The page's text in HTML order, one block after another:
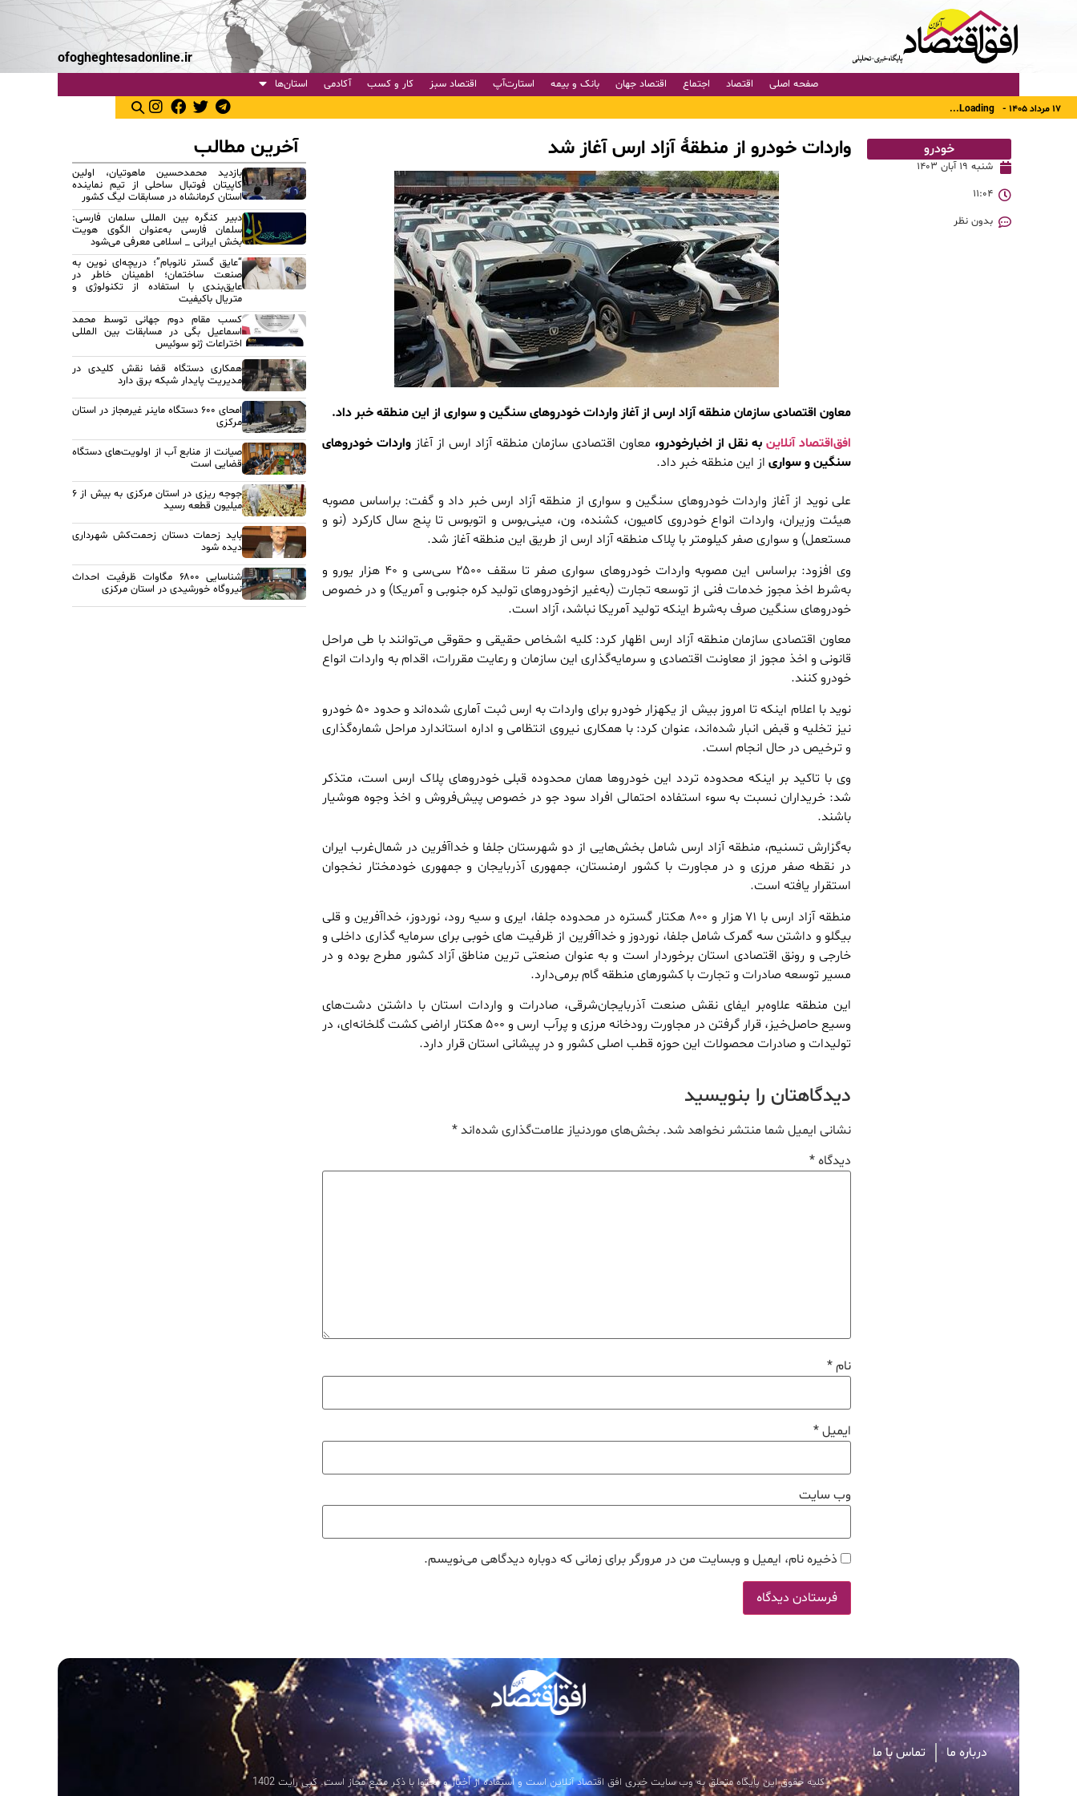
ofogheghtesadonline.ir
صفحه اصلی اقتصاد اجتماع اقتصاد جهان بانک و بیمه استارت‌آپ اقتصاد سبز کار و کسب آکادمی استان‌ها
۱۷ مرداد ۱۴۰۵ - Loading...
خودرو
شنبه ۱۹ آبان ۱۴۰۳
۱۱:۰۴
بدون نظر
واردات خودرو از منطقهٔ آزاد ارس آغاز شد
معاون اقتصادی سازمان منطقه آزاد ارس از آغاز واردات خودروهای سنگین و سواری از این منطقه‌ خبر داد.
افق‌اقتصاد آنلاینبه نقل از اخبارخودرو، معاون اقتصادی سازمان منطقه آزاد ارس از آغاز واردات خودروهای
سنگین و سواریاز این منطقه‌ خبر داد.
علی نوید از آغاز واردات خودروهای سنگین و سواری از منطقه‌ آزاد ارس خبر داد و گفت: براساس مصوبه
هیئت وزیران، واردات انواع خودروی کامیون، کشنده، ون، مینی‌بوس و اتوبوس تا پنج سال کارکرد (نو و
مستعمل) و سواری صفر کیلومتر با پلاک منطقه آزاد ارس از طریق این منطقه آغاز شد.
وی افزود: براساس این مصوبه واردات خودروهای سواری صفر تا سقف ۲۵۰۰ سی‌سی و ۴۰ هزار یورو و
به‌شرط اخذ مجوز خدمات فنی از توسعه تجارت (به‌غیر ازخودروهای تولید کره جنوبی و آمریکا) و در خصوص
خودروهای سنگین صرف به‌شرط اینکه تولید آمریکا نباشد، آزاد است.
معاون اقتصادی سازمان منطقه آزاد ارس اظهار کرد: کلیه اشخاص حقیقی و حقوقی می‌توانند با طی مراحل
قانونی و اخذ مجوز از معاونت اقتصادی و سرمایه‌گذاری این سازمان و رعایت مقررات، اقدام به واردات انواع
خودرو کنند.‌
نوید با اعلام اینکه تا امروز بیش از یکهزار خودرو برای واردات به ارس ثبت آماری شده‌اند و حدود ۵۰ خودرو
نیز تخلیه و قبض انبار شده‌اند، عنوان کرد: با همکاری نیروی انتظامی و اداره استاندارد مراحل شماره‌گذاری
و ترخیص در حال انجام است.
وی با تاکید بر اینکه محدوده تردد این خودروها همان محدوده قبلی خودروهای پلاک ارس است، متذکر
شد: خریداران نسبت به سوء استفاده احتمالی افراد سود جو در خصوص پیش‌فروش و اخذ وجوه هوشیار
باشند.
به‌گزارش تسنیم، منطقه آزاد ارس شامل بخش‌هایی از دو شهرستان جلفا و خداآفرین در شمال‌غرب ایران
در نقطه صفر مرزی و در مجاورت با کشور ارمنستان، جمهوری آذربایجان و جمهوری خودمختار نخجوان
استقرار یافته است.
منطقه آزاد ارس با ۷۱ هزار و ۸۰۰ هکتار گستره در محدوده جلفا، ایری و سیه رود، نوردوز، خداآفرین و قلی
بیگلو و داشتن سه گمرک شامل جلفا، نوردوز و خداآفرین از ظرفیت های خوبی برای سرمایه گذاری داخلی و
خارجی و رونق اقتصادی استان برخوردار است و به عنوان صنعتی ترین مناطق آزاد کشور مطرح بوده و در
مسیر توسعه صادرات و تجارت با کشورهای منطقه گام برمی‌دارد.
این منطقه علاوه‌بر ایفای نقش صنعت آذربایجان‌شرقی، صادرات و واردات استان با داشتن دشت‌های
وسیع حاصل‌خیز، قرار گرفتن در مجاورت رودخانه مرزی و پرآب ارس و ۵۰۰ هکتار اراضی کشت گلخانه‌ای، در
تولیدات و صادرات محصولات این حوزه قطب اصلی کشور و در پیشانی استان قرار دارد.
دیدگاهتان را بنویسید
نشانی ایمیل شما منتشر نخواهد شد. بخش‌های موردنیاز علامت‌گذاری شده‌اند*
دیدگاه*
نام*
ایمیل*
وب‌ سایت
ذخیره نام، ایمیل و وبسایت من در مرورگر برای زمانی که دوباره دیدگاهی می‌نویسم.
آخرین مطالب
بازدید محمدحسین ماهوتیان، اولین
کاپیتان فوتبال ساحلی از تیم نماینده
استان کرمانشاه در مسابقات لیگ کشور
دبیر کنگره بین المللی سلمان فارسی:
سلمان فارسی به‌عنوان الگوی هویت
بخش ایرانی _ اسلامی معرفی می‌شود
“عایق گستر نانوبام”؛ دریچه‌ای نوین به
صنعت ساختمان؛ اطمینان خاطر در
عایق‌بندی با استفاده از تکنولوژی و
متریال باکیفیت
کسب مقام دوم جهانی توسط محمد
اسماعیل بگی در مسابقات بین المللی
اختراعات ژنو سوئیس
همکاری دستگاه قضا نقش کلیدی در
مدیریت پایدار شبکه برق دارد
امحای ۶۰۰ دستگاه ماینر غیرمجاز در استان
مرکزی
صیانت از منابع آب از اولویت‌های دستگاه
قضایی است
جوجه ریزی در استان مرکزی به بیش از ۶
میلیون قطعه رسید
باید زحمات دستان زحمت‌کش شهرداری
دیده شود
شناسایی ۶۸۰۰ مگاوات ظرفیت احداث
نیروگاه خورشیدی در استان مرکزی
درباره ما تماس با ما
کلیه حقوق این پایگاه متعلق به وب سایت خبری افق اقتصاد آنلاین است و استفاده از اخبار و محتوا با ذکر منبع مجاز است. کپی رایت 1402